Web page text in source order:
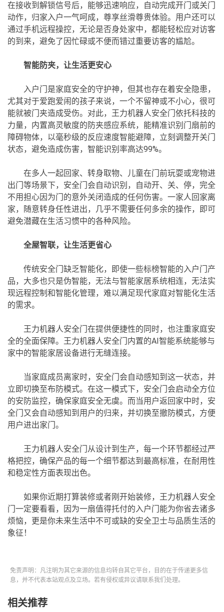
在接收到解锁信号后，能够迅速响应，自动完成开门或关门
动作，归家入户一气呵成，尊享丝滑尊贵体验。用户还可以
通过手机远程操控，无论是否身处家中，都能轻松应对访客
的到来，避免了因忙碌或不便而错过重要访客的尴尬。
智能防夹，让生活更安心
入户门是家庭安全的守护神，但其也存在着安全隐患，
尤其对于爱跑爱闹的孩子来说，一个不留神或不小心，很可
能就被门夹造成受伤。对此，王力机器人安全门依托科技的
力量，内置高灵敏度的防夹感应系统，能精准识别门扇前的
障碍物体，以毫秒级的反应速度智能避障，立刻调整开关门
状态，避免造成伤害，智能识别率高达99%。
在多人一起回家、转身取物、儿童在门前玩耍或宠物进
出门等场景下，安全门会自动识别，自动开、关、停，完全
不用担心因为门的意外关闭造成的任何伤害。一家人回家离
家，随意转身任性进出，几乎不需要任何多余的操作，即可
避免潜藏在生活习惯中的各种风险。
全屋智联，让生活更省心
传统安全门缺乏智能化，即使一些标榜智能的入户门产
品，大多也只是伪智能，无法与智能家居系统相连，无法实
现远程控制和智能化管理，难以满足现代家庭对智能化生活
的需求。
王力机器人安全门在提供便捷性的同时，也注重家庭安
全的全面保障。王力机器人安全门内置的AI智能系统能够与
家中的智能家居设备进行无缝连接。
当家庭成员离家时，安全门会自动感知到这一状态，并
立即切换至布防模式。在这一模式下，安全门会启动全方位
的安防监控，确保家庭安全无虞。而当用户返回家中时，安
全门又会自动感知到用户的归来，并切换至撤防模式，方便
用户进出家门。
王力机器人安全门从设计到生产，每一个环节都经过严
格把控，确保产品的每一个细节都达到最高标准，在耐用性
和稳定性方面表现出色。
如果你近期打算装修或者刚开始装修，王力机器人安全
门一定要看看，因为一扇值得托付的入户门能为你省去诸多
烦恼，更是你未来生活中不可或缺的安全卫士与品质生活的
象征！
免责声明：凡注明为其它来源的信息均转自其它平台，目的在于传递更多信
息，并不代表本站观点及立场。若有侵权或异议请联系我们处理。
相关推荐